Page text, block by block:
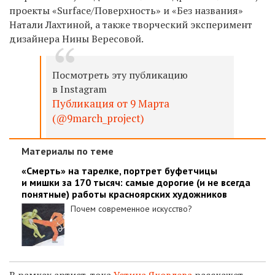
проекты «Surface/Поверхность» и «Без названия»
Натали Лахтиной, а также творческий эксперимент
дизайнера Нины Вересовой.
Посмотреть эту публикацию
в Instagram
Публикация от 9 Марта
(@9march_project)
Материалы по теме
«Смерть» на тарелке, портрет буфетчицы
и мишки за 170 тысяч: самые дорогие (и не всегда
понятные) работы красноярских художников
Почем современное искусство?